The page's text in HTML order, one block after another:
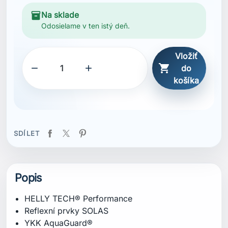
Popis
HELLY TECH® Performance
2vrstvá konstrukce
Měkká fleecová ochrana brady
Měkký fleece na vnitřní straně límce
Nastavitelná kapuce
Vysoký límec pro pohodlí a ochranu
Neonové detaily
Vnější poutko na zavěšení
Nastavitelný spodní lem
Nastavitelné dvojité manžety